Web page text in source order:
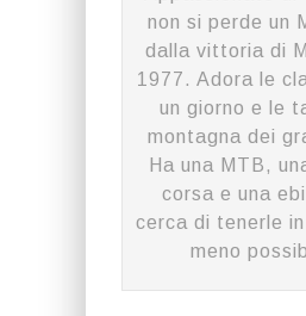
non si perde un
dalla vittoria di
1977. Adora le
un giorno e le
montagna dei
Ha una MTB,
corsa e una
cerca di tenerle in
meno